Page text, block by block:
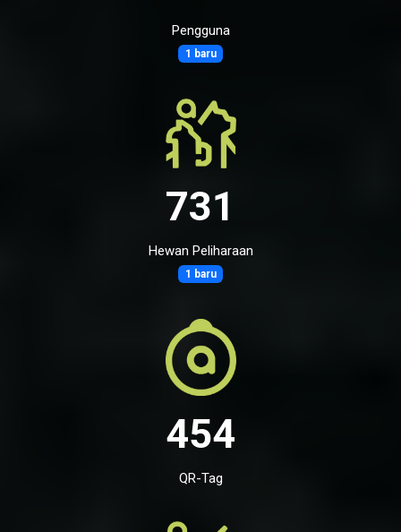
Pengguna
1 baru
731
Hewan Peliharaan
1 baru
454
QR-Tag